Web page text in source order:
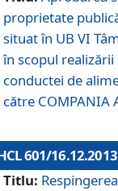
proprietate
situat în UB VI
în scopul
conductei de
către COMPANIA
601/16.12.2013
Titlu: